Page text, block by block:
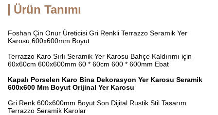
Ürün Tanımı
Foshan Çin Onur Üreticisi Gri Renkli Terrazzo Seramik Yer
Karosu 600x600mm Boyut
Terrazzo Karo Sırlı Seramik Yer Karosu Bahçe Kaldırımı için
60x60cm 600x600mm 60 * 60cm 600 * 600mm Ebat
Kapalı Porselen Karo Bina Dekorasyon Yer Karosu Seramik
600x600 Mm Boyut Orijinal Yer Karosu
Gri Renk 600x600mm Boyut Son Dijital Rustik Stil Tasarım
Terrazzo Seramik Karolar